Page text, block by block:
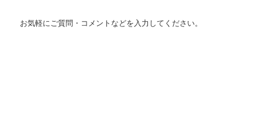
お気軽にご質問・コメントなどを入力してください。